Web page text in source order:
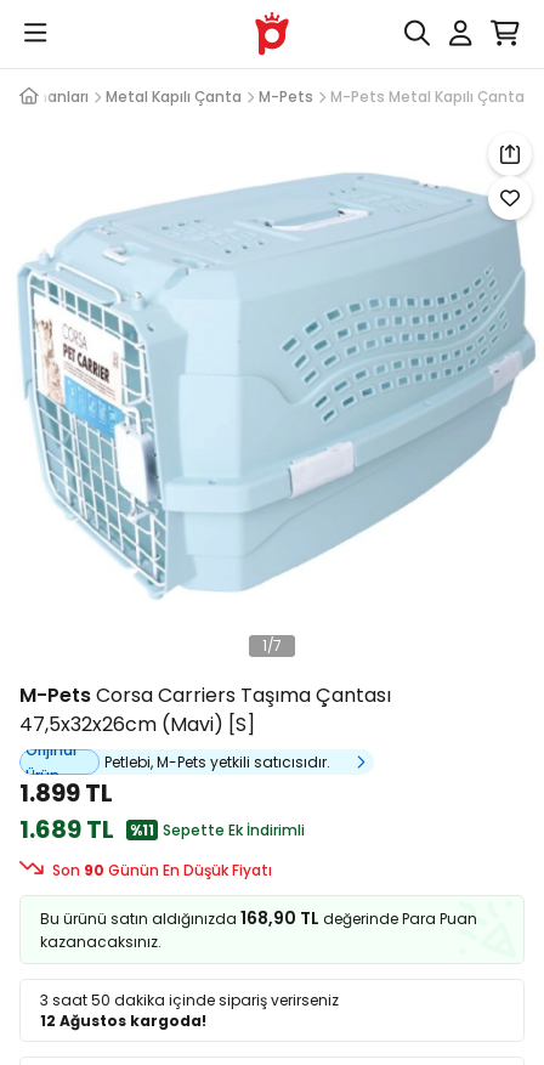
Metal Kapılı Çanta M-Pets M-Pets Metal Kapılı Çanta
1/7
M-PetsCorsa Carriers Taşıma Çantası
47,5x32x26cm (Mavi) [S]
Orijinal
Ürün
Petlebi, M-Pets yetkili satıcısıdır.
1.899 TL
1.689 TL
%11 Sepette Ek İndirimli
Son 90 Günün En Düşük Fiyatı
Bu ürünü satın aldığınızda 168,90 TL değerinde Para Puan
kazanacaksınız.
3 saat 50 dakika içinde sipariş verirseniz
12 Ağustos kargoda!